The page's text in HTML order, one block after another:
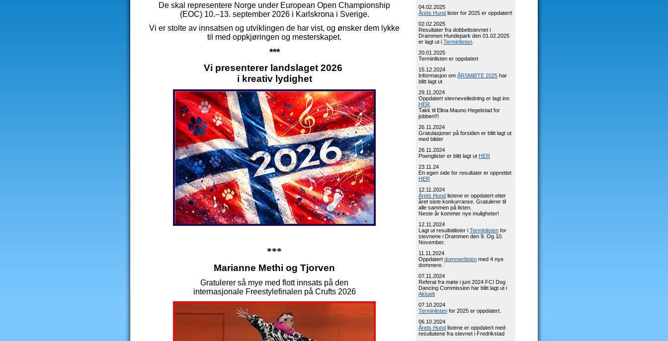
De skal representere Norge under European Open Championship
(EOC) 10.–13. september 2026 i Karlskrona i Sverige.
Vi er stolte av innsatsen og utviklingen de har vist, og ønsker dem lykke
til med oppkjøringen og mesterskapet.
***
Vi presenterer landslaget 2026
i kreativ lydighet
***
Marianne Methi og Tjorven
Gratulerer så mye med flott innsats på den
internasjonale Freestylefinalen på Crufts 2026
04.02.2025
Årets Hund lister for 2025 er oppdatert!
02.02.2025
Resultater fra dobbeltstevnet i
Drammen Hundepark den 01.02.2025
er lagt ut i Terminlisten
20.01.2025
Terminlisten er oppdatert
15.12.2024
Informasjon om ÅRSMØTE 2025 har
blitt lagt ut
29.11.2024
Oppdatert stevneveiledning er lagt inn
HER
Takk til Elina Mauno Hegelstad for
jobben!!!
26.11.2024
Gratulasjoner på forsiden er blitt lagt ut
med bilder
26.11.2024
Poenglister er blitt lagt ut HER
23.11.24
En egen side for resultater er opprettet
HER
12.11.2024
Årets Hund listene er oppdatert etter
året siste konkurranse. Gratulerer til
alle sammen på listen.
Neste år kommer nye muligheter!
12.11.2024
Lagt ut resultatlister i Terminlisten for
stevnene i Drammen den 9. Og 10.
November.
11.11.2024
Oppdatert dommerlisten med 4 nye
dommere.
07.11.2024
Referat fra møte i juni 2024 FCI Dog
Dancing Commission har blitt lagt ut i
Aktuelt
07.10.2024
Terminlisten for 2025 er oppdatert.
06.10.2024
Årets Hund listene er oppdatert med
resultatene fra stevnet i Fredrikstad